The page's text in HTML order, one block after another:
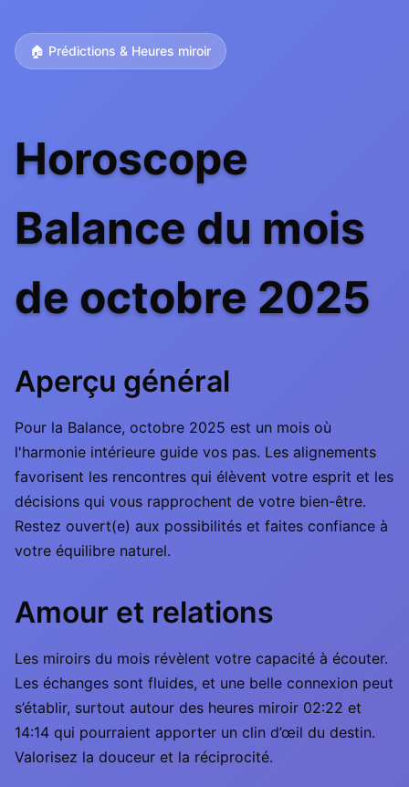
🏠 Prédictions & Heures miroir
Horoscope
Balance du mois
de octobre 2025
Aperçu général
Pour la Balance, octobre 2025 est un mois où
l'harmonie intérieure guide vos pas. Les alignements
favorisent les rencontres qui élèvent votre esprit et les
décisions qui vous rapprochent de votre bien-être.
Restez ouvert(e) aux possibilités et faites confiance à
votre équilibre naturel.
Amour et relations
Les miroirs du mois révèlent votre capacité à écouter.
Les échanges sont fluides, et une belle connexion peut
s’établir, surtout autour des heures miroir 02:22 et
14:14 qui pourraient apporter un clin d’œil du destin.
Valorisez la douceur et la réciprocité.